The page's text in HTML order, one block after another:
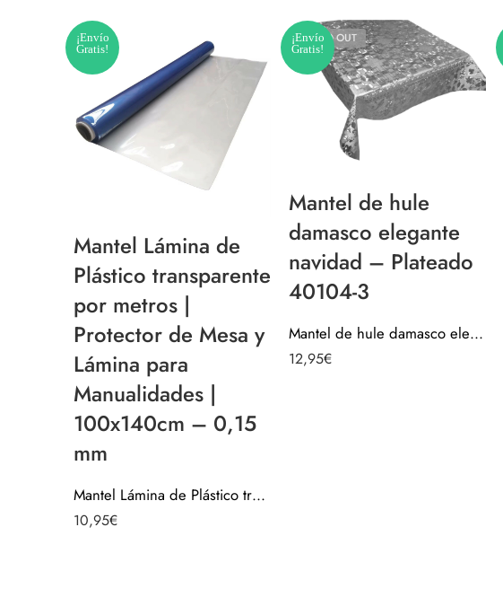
¡Envío
Gratis!
Mantel Lámina de
Plástico transparente
por metros |
Protector de Mesa y
Lámina para
Manualidades |
100x140cm – 0,15
mm
Mantel Lámina de Plástico transparente por metros | Protector de Mesa y Lámina para Manualidades | 100x140cm – 0,15 mm
10,95€
¡Envío
Gratis!
SOLD OUT
Mantel de hule
damasco elegante
navidad – Plateado
40104-3
Mantel de hule damasco elegante navidad – Plateado 40104-3
12,95€